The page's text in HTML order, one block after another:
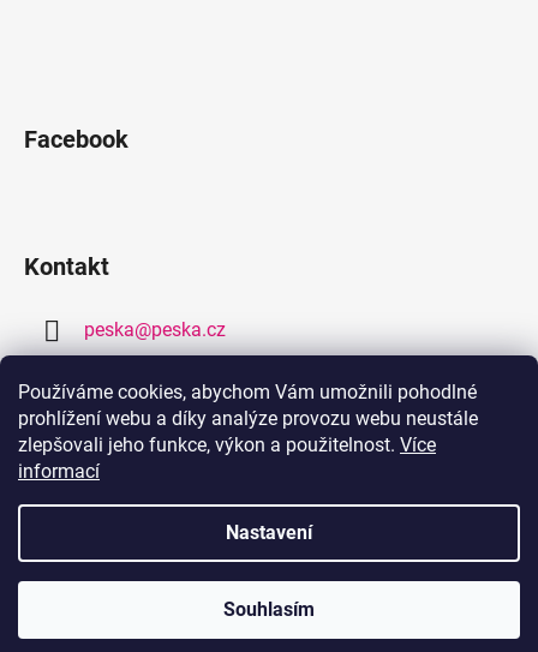
Používáme cookies, abychom Vám umožnili pohodlné
prohlížení webu a díky analýze provozu webu neustále
zlepšovali jeho funkce, výkon a použitelnost. Více
informací
Nastavení
Souhlasím
Facebook
Kontakt
peska@peska.cz
377 259 632
778 459 632
Copyright 2026PEŠKA.CZ. Všechna práva vyhrazena.